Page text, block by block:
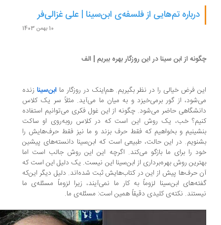
درباره تم‌هایی از فلسفه‌ی ابن‌سینا | علی غزالی‌فر
از ابن سینا در این روزگار بهره ببریم | الف
فرض خیالی را در نظر بگیریم. هم‌اینک در روزگار ماابن‌سینازنده
از گور برمی‌خیزد و به میان ما می‌آید. مثلاً سر یک کلاس
حاضر می‌شود. چگونه از این غول فکری می‌توانیم استفاده
خب، یک روش این است که در کلاس روبه‌روی او ساکت
و بخواهیم که فقط حرف بزند و ما نیز فقط حرف‌هایش را
در این حالت، طبیعی است که ابن‌سینا دانسته‌های پیشین
را برای ما بازگو می‌کند. اگرچه این این روش جالب است اما
روش بهره‌برداری از ابن‌سینا این نیست. یک دلیل این است که
حرف‌ها پیش از این در کتاب‌هایش ثبت شده‌اند. دلیل دیگر این‌که
ابن‌سینا لزوماً به کار ما نمی‌آیند، زیرا لزوماً مسئله‌ی ما
نکته‌ی کلیدی دقیقاً همین است: مسئله‌ی ما.